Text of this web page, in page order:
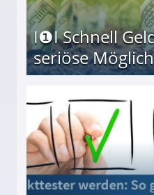
I❶I Schnell
seriöse